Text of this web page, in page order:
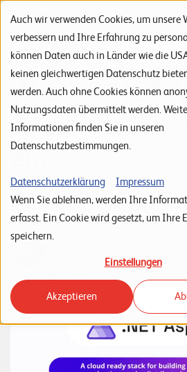
Auch wir verwenden Cookies, um unsere
verbessern und Ihre Erfahrung zu
können Daten auch in Länder wie die
keinen gleichwertigen Datenschutz
werden. Auch ohne Cookies können
Nutzungsdaten übermittelt werden.
Informationen finden Sie in unseren
Datenschutzbestimmungen.
Datenschutzerklärung
Impressum
Wenn Sie ablehnen, werden Ihre
erfasst. Ein Cookie wird gesetzt, um Ihre
speichern.
Einstellungen
Akzeptieren
Zur Navigation
Zur Suche
Zum Inhalt
S
t
a
e
i
P
o
t
Was ist .NET
warum setzen
ein
Software Engineering
Cloud Computing
Joel Schudel
09. Februar 2026